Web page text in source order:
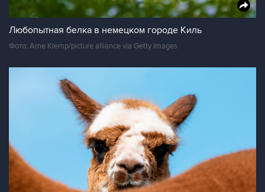
Любопытная белка в немецком городе Киль
Фото: Arne Klemp/picture alliance via Getty Images